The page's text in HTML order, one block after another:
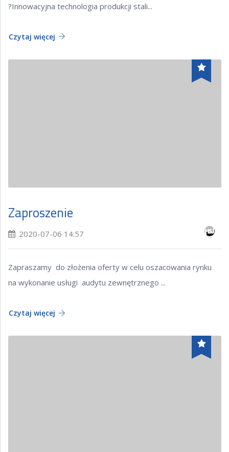
?Innowacyjna technologia produkcji stali...
Czytaj więcej
Zaproszenie
2020-07-06 14:57
Zapraszamy do złożenia oferty w celu oszacowania rynku
na wykonanie usługi audytu zewnętrznego ...
Czytaj więcej